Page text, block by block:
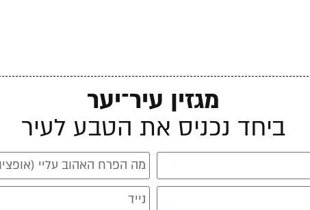
מגזין עיר־יער
ביחד נכניס את הטבע לעיר